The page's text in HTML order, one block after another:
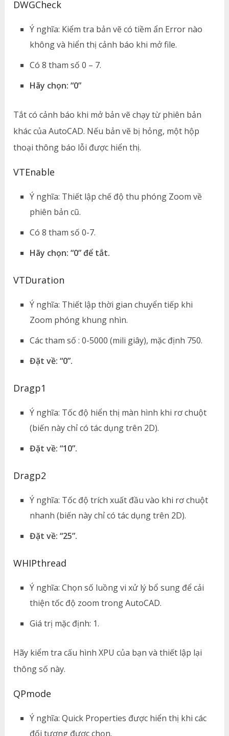
DWGCheck
Ý nghĩa: Kiểm tra bản vẽ có tiềm ẩn Error nào
không và hiển thị cảnh báo khi mở file.
Có 8 tham số 0 – 7.
Hãy chọn: “0”
Tắt có cảnh báo khi mở bản vẽ chạy từ phiên bản
khác của AutoCAD. Nếu bản vẽ bị hỏng, một hộp
thoại thông báo lỗi được hiển thị.
VTEnable
Ý nghĩa: Thiết lập chế độ thu phóng Zoom về
phiên bản cũ.
Có 8 tham số 0-7.
Hãy chọn: “0” để tắt.
VTDuration
Ý nghĩa: Thiết lập thời gian chuyển tiếp khi
Zoom phóng khung nhìn.
Các tham số : 0-5000 (mili giây), mặc định 750.
Đặt về: “0”.
Dragp1
Ý nghĩa: Tốc độ hiển thị màn hình khi rơ chuột
(biến này chỉ có tác dụng trên 2D).
Đặt về: “10”.
Dragp2
Ý nghĩa: Tốc độ trích xuất đầu vào khi rơ chuột
nhanh (biến này chỉ có tác dụng trên 2D).
Đặt về: “25”.
WHIPthread
Ý nghĩa: Chọn số luồng vi xử lý bổ sung để cải
thiện tốc độ zoom trong AutoCAD.
Giá trị mặc định: 1.
Hãy kiểm tra cấu hình XPU của bạn và thiết lập lại
thông số này.
QPmode
Ý nghĩa: Quick Properties được hiển thị khi các
đối tượng được chọn.